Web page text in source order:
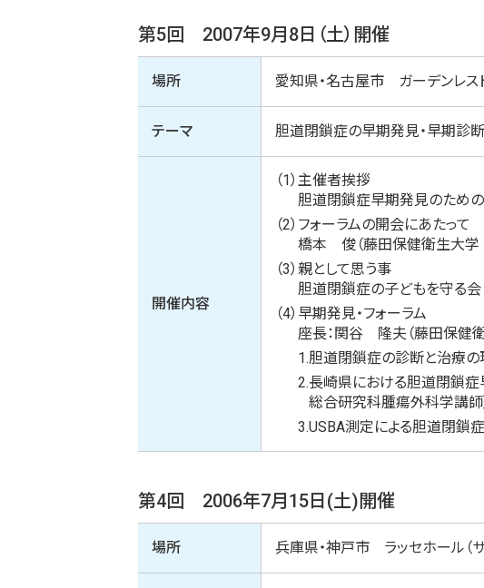
第5回 2007年9月8日（土）開催
場所 愛知県・名古屋市 ガーデンレス
テーマ 胆道閉鎖症の早期発見・早期診
開催内容
（1） 主催者挨拶
胆道閉鎖症早期発見のため
（2） フォーラムの開会にあたって
橋本 俊（藤田保健衛生大
（3） 親として思う事
胆道閉鎖症の子どもを守
（4） 早期発見・フォーラム
座長：関谷 隆夫（藤田保健
1.胆道閉鎖症の診断と治療
2.長崎県における胆道閉鎖
総合研究科腫瘍外科学講師
3.USBA測定による胆道閉鎖
第4回 2006年7月15日(土)開催
場所 兵庫県・神戸市 ラッセホール（サ